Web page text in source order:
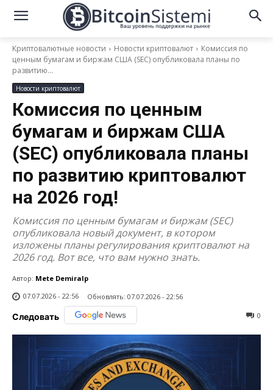
Криптовалютные новости Новости криптовалют
Комиссия по
ценным бумагам и биржам США (SEC) опубликовала планы по
развитию...
Новости криптовалют
Комиссия по ценным
бумагам и биржам США
(SEC) опубликовала планы
по развитию криптовалют
на 2026 год!
Комиссия по ценным бумагам и биржам (SEC)
опубликовала новый документ, в котором
изложены планы регулирования криптовалют на
2026 год. Вот все, что вам нужно знать.
Автор: Mete Demiralp
07.07.2026 - 22:56
Обновлять: 07.07.2026 - 22:56
Следовать 0